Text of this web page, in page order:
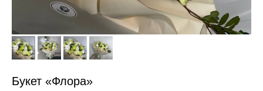
Букет «Флора»